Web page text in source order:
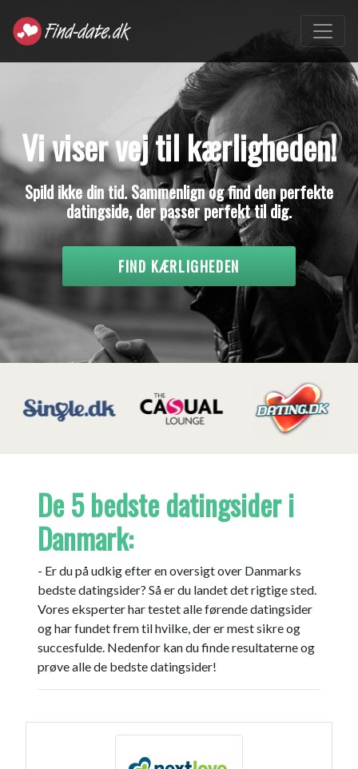
Vi viser vej til kærligheden!
Spild ikke din tid. Sammenlign og find den perfekte
datingside, der passer perfekt til dig.
FIND KÆRLIGHEDEN
De 5 bedste datingsider i
Danmark:
- Er du på udkig efter en oversigt over Danmarks
bedste datingsider? Så er du landet det rigtige sted.
Vores eksperter har testet alle førende datingsider
og har fundet frem til hvilke, der er mest sikre og
succesfulde. Nedenfor kan du finde resultaterne og
prøve alle de bedste datingsider!